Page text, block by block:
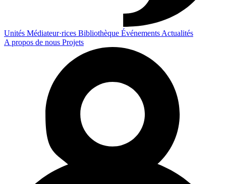
Unités Médiateur·rices Bibliothèque Événements Actualités
A propos de nous Projets